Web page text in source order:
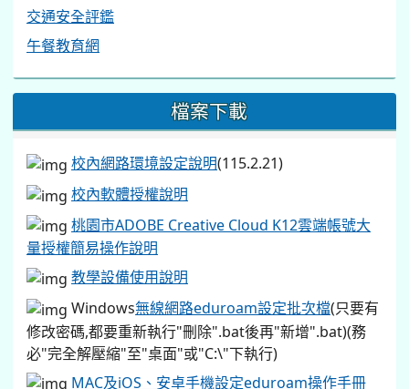
交通安全評鑑
午餐教育網
檔案下載
校內網路環境設定說明(115.2.21)
校內軟體授權說明
桃園市ADOBE Creative Cloud K12雲端帳號大
量授權簡易操作說明
教學設備使用說明
Windows無線網路eduroam設定批次檔(只要有
修改密碼,都要重新執行"刪除".bat後再"新增".bat)(務
必"完全解壓縮"至"桌面"或"C:\"下執行)
MAC及iOS、安卓手機設定eduroam操作手冊